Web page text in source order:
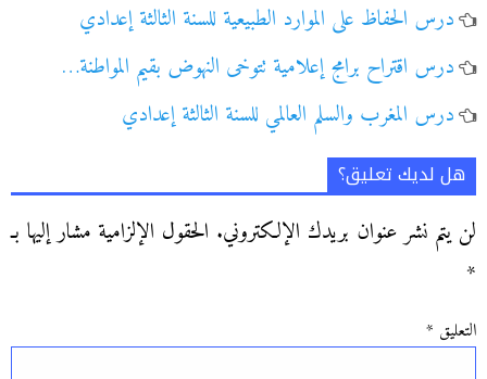
درس الحفاظ على الموارد الطبيعية للسنة الثالثة إعدادي
درس اقتراح برامج إعلامية تتوخى النهوض بقيم المواطنة…
درس المغرب والسلم العالمي للسنة الثالثة إعدادي
هل لديك تعليق؟
لن يتم نشر عنوان بريدك الإلكتروني. الحقول الإلزامية مشار إليها بـ
*
التعليق *